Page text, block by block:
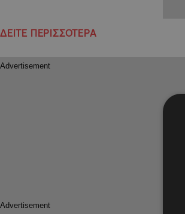
ΔΕΙΤΕ ΠΕΡΙΣΣΟΤΕΡΑ